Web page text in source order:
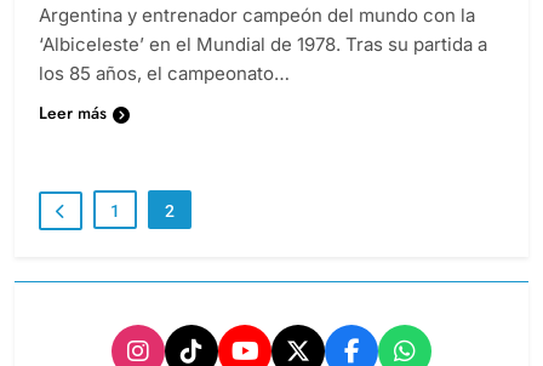
Argentina y entrenador campeón del mundo con la
‘Albiceleste’ en el Mundial de 1978. Tras su partida a
los 85 años, el campeonato…
Leer más
1 2